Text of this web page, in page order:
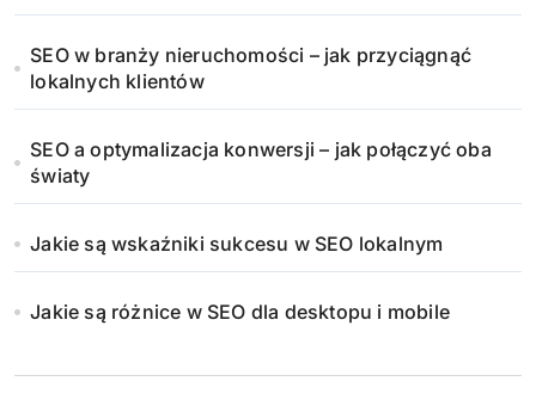
SEO w branży nieruchomości – jak przyciągnąć
lokalnych klientów
SEO a optymalizacja konwersji – jak połączyć oba
światy
Jakie są wskaźniki sukcesu w SEO lokalnym
Jakie są różnice w SEO dla desktopu i mobile